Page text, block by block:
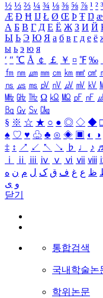
½ ⅓ ⅔ ¼ ¾ ⅛ ⅜ ⅝ ⅞ ¹ ² ³
Æ Ð Ħ Ĳ Ł Ø Œ Þ Ŧ Ŋ æ
А Б В Г Д Е Ё Ж З И Й
Ы Ь Э Ю Я а б в г д е ё
ы ь э ю я
′ ″ ℃ Å ￠ ￡ ￥ ¤ ℉ ‰
㎙ ㎚ ㎛ ㎜ ㎝ ㎞ ㎟ ㎠
㎱ ㎲ ㎳ ㎴ ㎵ ㎶ ㎷ ㎸
㎒ ㎓ ㎔ Ω ㏀ ㏁ ㎊ ㎋
㏃ ㏉ ㏜ ㏆
§ ※ ☆ ★ ○ ● ◎ ◇ ◆
♠ ♡ ♥ ♧ ♣ ⊙ ◈ ▣ ◐ ◑
‡ ↕ ↗ ↙ ↖ ↘ ♭ ♩ ♪ ♬
ⅰ
ⅱ ⅲ ⅳ ⅴ ⅵ ⅶ ⅷ
ظ ع غ ف ق ک ل م ن ه
و ی
닫기
통합검색
국내학술논
학위논문